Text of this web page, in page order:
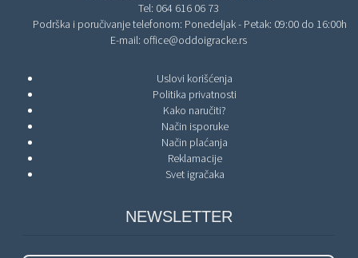
Tel: 064 616 06 73
Podrška i poručivanje telefonom: Ponedeljak - Petak: 09:00 do 16:00h
E-mail: office@oddoigracke.rs
Uslovi korišćenja
Politika privatnosti
Kako naručiti?
Način isporuke
Način plaćanja
Reklamacije
Svet igračaka
NEWSLETTER